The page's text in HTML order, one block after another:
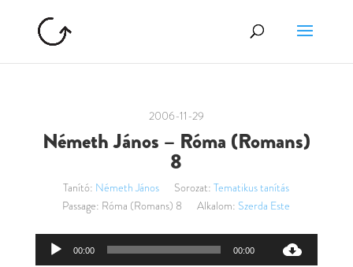
2006-11-29
Németh János – Róma (Romans)
8
Tanító: Németh János Sorozat: Tematikus tanítás
Passage: Róma (Romans) 8 Alkalom: Szerda Este
Audió
00:00 00:00